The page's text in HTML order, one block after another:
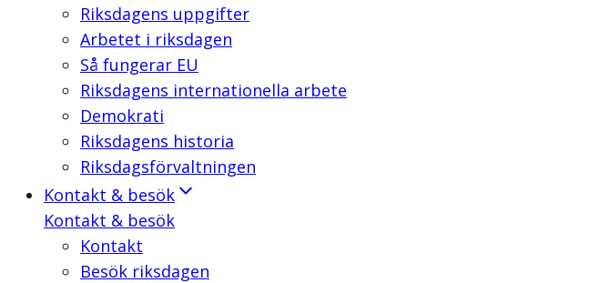
Riksdagens uppgifter
Arbetet i riksdagen
Så fungerar EU
Riksdagens internationella arbete
Demokrati
Riksdagens historia
Riksdagsförvaltningen
Kontakt & besök
Kontakt & besök
Kontakt
Besök riksdagen